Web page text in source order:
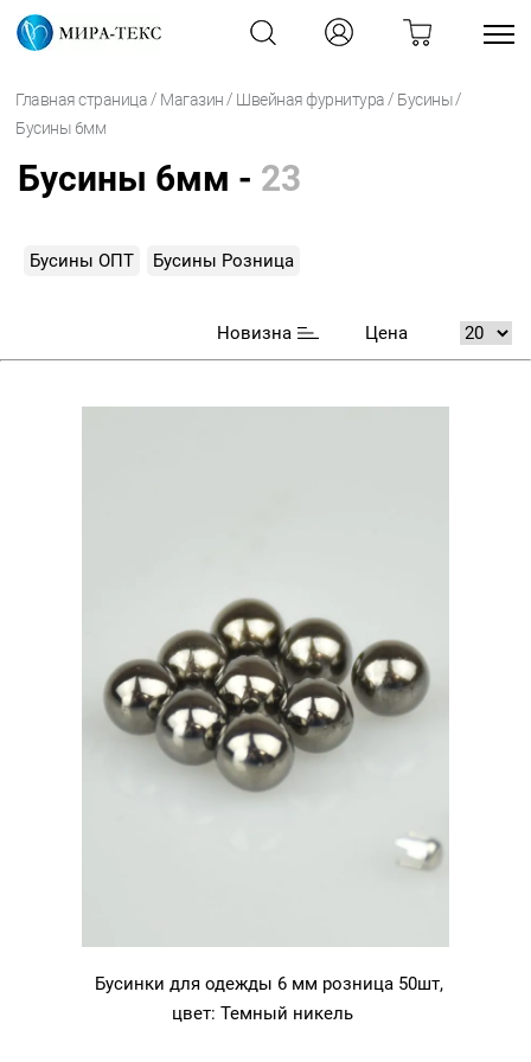
Главная страница / Магазин / Швейная фурнитура / Бусины /
Бусины 6мм
Бусины 6мм - 23
Бусины ОПТ Бусины Розница
Новизна Цена
Бусинки для одежды 6 мм розница 50шт,
цвет: Темный никель